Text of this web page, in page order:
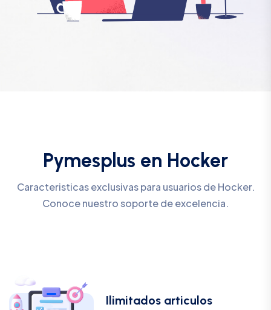
Pymesplus en Hocker
Caracteristicas exclusivas para usuarios de Hocker.
Conoce nuestro soporte de excelencia.
Ilimitados articulos